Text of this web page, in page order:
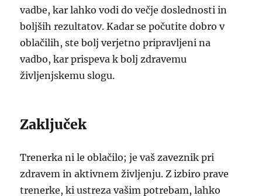
vadbe, kar lahko vodi do večje doslednosti in
boljših rezultatov. Kadar se počutite dobro v
oblačilih, ste bolj verjetno pripravljeni na
vadbo, kar prispeva k bolj zdravemu
življenjskemu slogu.
Zaključek
Trenerka ni le oblačilo; je vaš zaveznik pri
zdravem in aktivnem življenju. Z izbiro prave
trenerke, ki ustreza vašim potrebam, lahko